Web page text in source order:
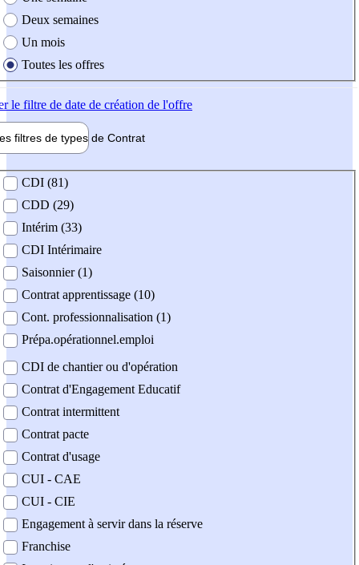
Deux semaines
Un mois
Toutes les offres
le filtre de date de création de l'offre
filtres de types de Contrat
contrat
CDI (81)
CDD (29)
Intérim (33)
CDI Intérimaire
Saisonnier (1)
Contrat apprentissage (10)
Cont. professionnalisation (1)
Prépa.opérationnel.emploi
CDI de chantier ou d'opération
Contrat d'Engagement Educatif
Contrat intermittent
Contrat pacte
Contrat d'usage
CUI - CAE
CUI - CIE
Engagement à servir dans la réserve
Franchise